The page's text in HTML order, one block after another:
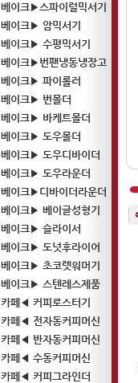
베이크▶스파이럴믹서기
베이크▶ 암믹서기
베이크▶ 수평믹서기
베이크▶번팬냉동냉장고
베이크▶ 파이롤러
베이크▶ 번몰더
베이크▶ 바케트몰더
베이크▶ 도우몰더
베이크▶ 도우디바이더
베이크▶ 도우라운더
베이크▶디바이더라운더
베이크▶ 베이글성형기
베이크▶ 슬라이서
베이크▶ 도넛후라이어
베이크▶ 초코렛워머기
베이크▶ 스텐레스제품
카페◀ 커피로스터기
카페◀ 전자동커피머신
카페◀ 반자동커피머신
카페◀ 수동커피머신
카페◀ 커피그라인더